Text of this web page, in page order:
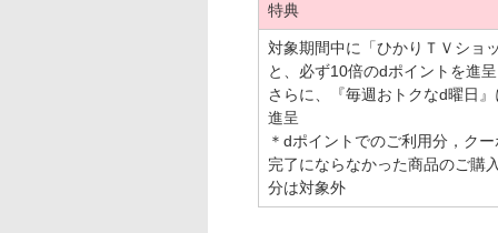
特典
対象期間中に「ひかりＴＶショ
と、必ず10倍のdポイントを進呈
さらに、『毎週おトクなd曜日
進呈
＊dポイントでのご利用分，ク
完了にならなかった商品のご購
分は対象外